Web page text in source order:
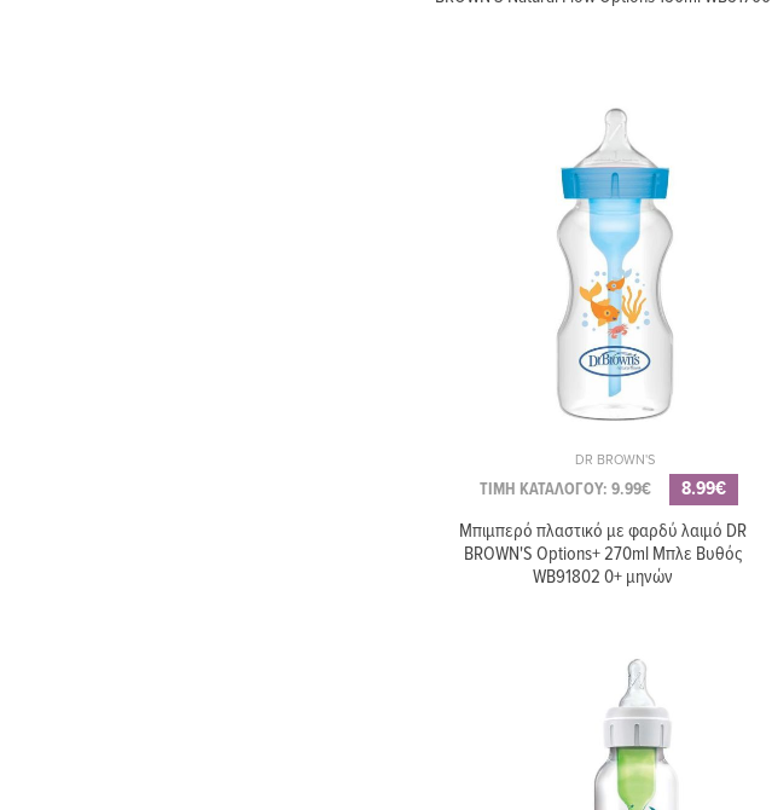
DR BROWN'S
ΤΙΜΗ ΚΑΤΑΛΟΓΟΥ: 9.99€
8.99€
Μπιμπερό πλαστικό με φαρδύ λαιμό DR
BROWN'S Options+ 270ml Μπλε Βυθός
WB91802 0+ μηνών